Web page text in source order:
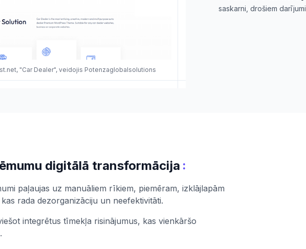
"Car Dealer", veidojis Potenzaglobalsolutions
saskarni, drošiem
digitālā transformācija :
paļaujas uz manuāliem rīkiem, piemēram, izklājlapām
rada dezorganizāciju un neefektivitāti.
integrētus tīmekļa risinājumus, kas vienkāršo